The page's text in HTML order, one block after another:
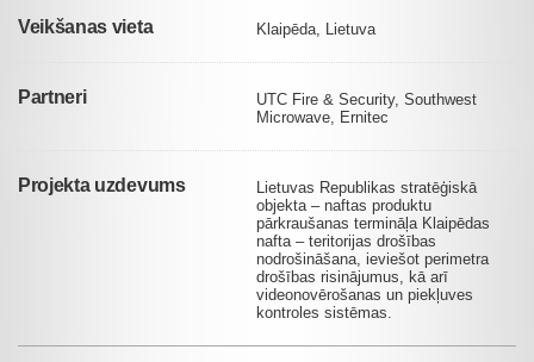
Veikšanas vieta Klaipēda, Lietuva
Partneri
UTC Fire & Security, Southwest
Microwave, Ernitec
Projekta uzdevums
Lietuvas Republikas stratēģiskā
objekta – naftas produktu
pārkraušanas termināļa Klaipēdas
nafta – teritorijas drošības
nodrošināšana, ieviešot perimetra
drošības risinājumus, kā arī
videonovērošanas un piekļuves
kontroles sistēmas.